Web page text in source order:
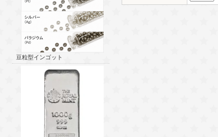
豆粒型インゴット